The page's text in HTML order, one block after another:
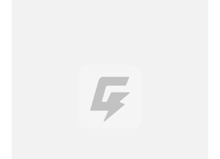
ジ・エンドルフィン